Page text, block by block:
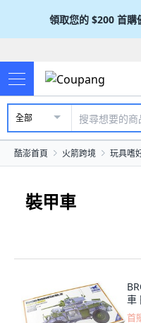
領取您的 $200 首購
全部
酷澎首頁 火箭跨境 玩具嗜
裝甲車
車
首